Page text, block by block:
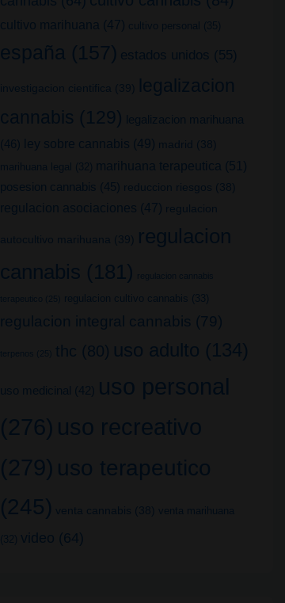
cultivo marihuana (47) cultivo personal (35)
españa (157) estados unidos (55)
investigacion cientifica (39)
legalizacion
cannabis (129) legalizacion marihuana
(46) ley sobre cannabis (49) madrid (38)
marihuana legal (32) marihuana terapeutica (51)
posesion cannabis (45) reduccion riesgos (38)
regulacion asociaciones (47) regulacion
autocultivo marihuana (39)
regulacion
cannabis (181) regulacion cannabis
terapeutico (25) regulacion cultivo cannabis (33)
regulacion integral cannabis (79)
terpenos (25) thc (80) uso adulto (134)
uso medicinal (42) uso personal
(276) uso recreativo
(279) uso terapeutico
(245) venta cannabis (38) venta marihuana
(32) video (64)